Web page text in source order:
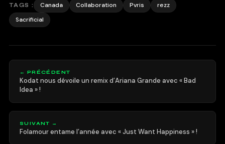
TAGS : Canada Collaboration Pvris
rezz
Sacrificial
← PRÉCÉDENT
Kodat nous dévoile un remix d’Ariana Grande avec « Bad
Idea » !
SUIVANT →
Folamour entame l’année avec « Just Want Happiness » !